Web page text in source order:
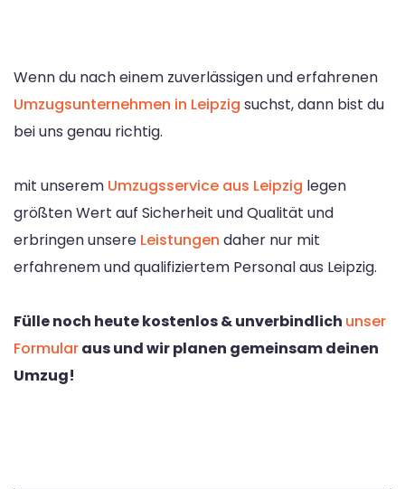
Wenn du nach einem zuverlässigen und erfahrenen
Umzugsunternehmen in Leipzig suchst, dann bist du
bei uns genau richtig.
mit unserem Umzugsservice aus Leipzig legen
größten Wert auf Sicherheit und Qualität und
erbringen unsere Leistungen daher nur mit
erfahrenem und qualifiziertem Personal aus Leipzig.
Fülle noch heute kostenlos & unverbindlich unser
Formularaus und wir planen gemeinsam deinen
Umzug!